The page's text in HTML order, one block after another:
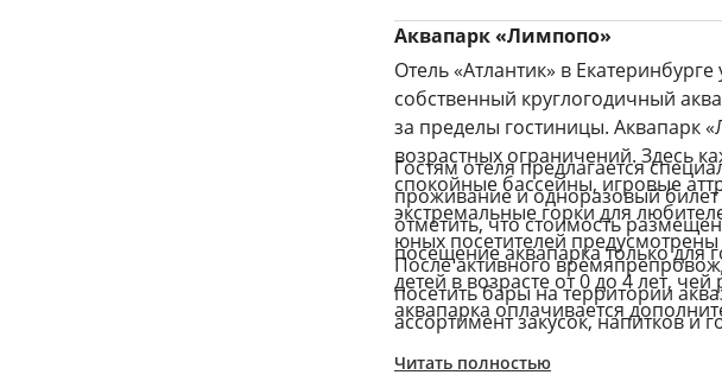
Аквапарк «Лимпопо»
Отель «Атлантик» в
собственный круглогодичный
за пределы гостиницы. Аквапарк
возрастных ограничений. Здесь
спокойные бассейны, игровые
экстремальные горки для
юных посетителей
Гостям отеля предлагается
проживание и одноразовый
отметить, что стоимость
посещение аквапарка только для
детей в возрасте от 0 до 4 лет,
аквапарка оплачивается
После активного
посетить бары на территории
ассортимент закусок, напитков и
Читать полностью